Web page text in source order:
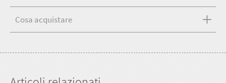
Cosa acquistare